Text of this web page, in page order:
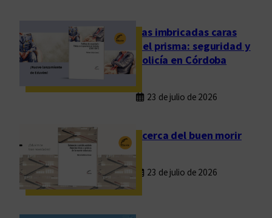
t
r
c
n
d
Las imbricadas caras
del prisma: seguridad y
policía en Córdoba
23 de julio de 2026
Acerca del buen morir
23 de julio de 2026